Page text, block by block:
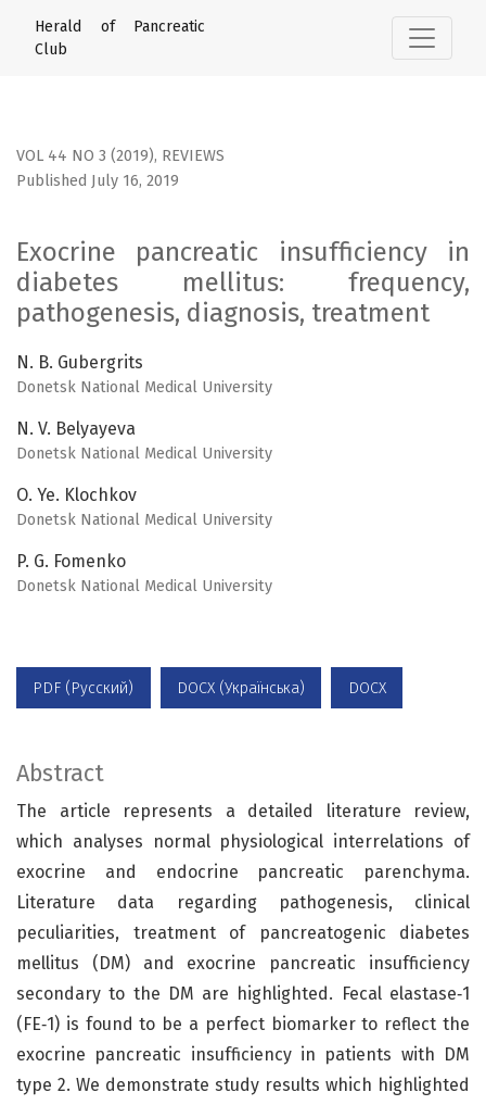
Exocrine pancreatic insufficiency in diabetes mellitus:
Herald of Pancreatic
Club
VOL 44 NO 3 (2019), REVIEWS
Exocrine pancreatic insufficiency in
diabetes mellitus: frequency,
pathogenesis, diagnosis, treatment
Published July 16, 2019
N. B. Gubergrits
Donetsk National Medical University
N. V. Belyayeva
Donetsk National Medical University
O. Ye. Klochkov
Donetsk National Medical University
P. G. Fomenko
Donetsk National Medical University
PDF (Русский) DOCX (Українська) DOCX
Abstract
The article represents a detailed literature review,
which analyses normal physiological interrelations of
exocrine and endocrine pancreatic parenchyma.
Literature data regarding pathogenesis, clinical
peculiarities, treatment of pancreatogenic diabetes
mellitus (DM) and exocrine pancreatic insufficiency
secondary to the DM are highlighted. Fecal elastase‑1
(FE‑1) is found to be a perfect biomarker to reflect the
exocrine pancreatic insufficiency in patients with DM
type 2. We demonstrate study results which highlighted